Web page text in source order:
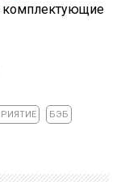
комплектующие
БЭБ